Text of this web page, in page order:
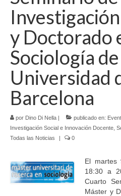
Transferencia
Publicaciones
Todas las Noticias
Contacto
Idioma:
y Doctorado
Sociología
Universidad
Barcelona
por Dino Di Nella | publicado en:
Investigación Social e Innovación Docente
Todas las Noticias
| 0
El martes
18:30 a
Cuarto
Máster y